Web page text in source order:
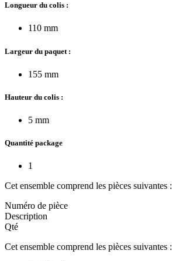
Longueur du colis :
110 mm
Largeur du paquet :
155 mm
Hauteur du colis :
5 mm
Quantité package
1
Cet ensemble comprend les pièces suivantes :
Numéro de pièce
Description
Qté
Cet ensemble comprend les pièces suivantes :